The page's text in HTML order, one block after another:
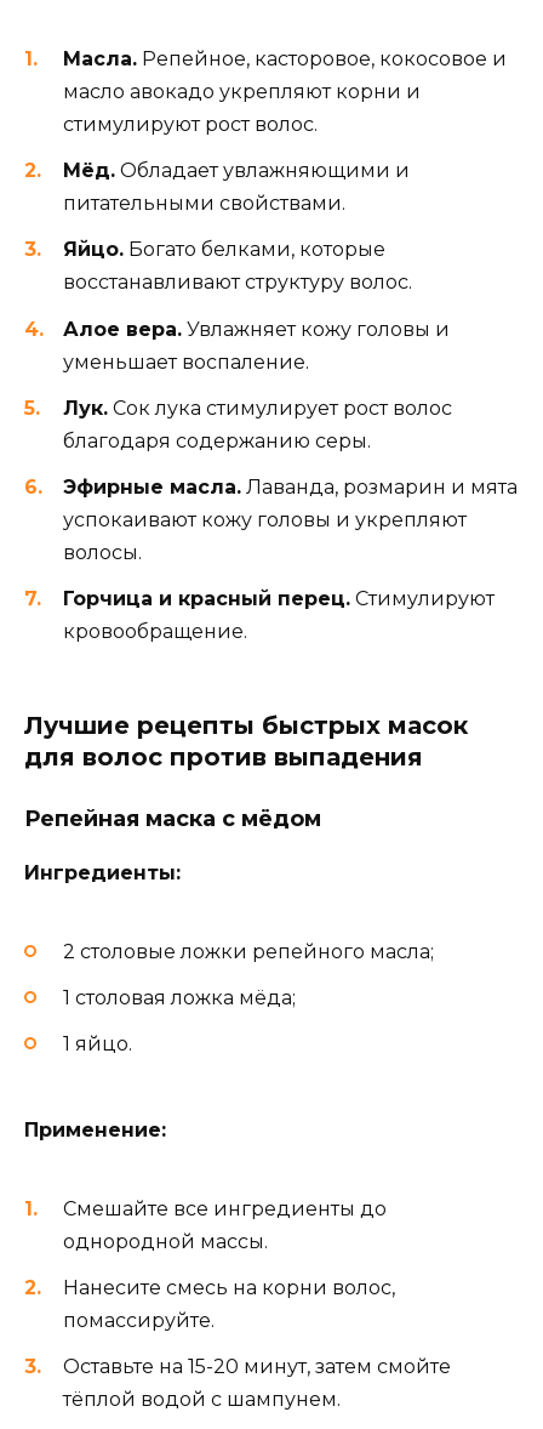
Масла. Репейное, касторовое, кокосовое и
масло авокадо укрепляют корни и
стимулируют рост волос.
Мёд. Обладает увлажняющими и
питательными свойствами.
Яйцо. Богато белками, которые
восстанавливают структуру волос.
Алое вера. Увлажняет кожу головы и
уменьшает воспаление.
Лук. Сок лука стимулирует рост волос
благодаря содержанию серы.
Эфирные масла. Лаванда, розмарин и мята
успокаивают кожу головы и укрепляют
волосы.
Горчица и красный перец. Стимулируют
кровообращение.
Лучшие рецепты быстрых масок
для волос против выпадения
Репейная маска с мёдом
Ингредиенты:
2 столовые ложки репейного масла;
1 столовая ложка мёда;
1 яйцо.
Применение:
Смешайте все ингредиенты до
однородной массы.
Нанесите смесь на корни волос,
помассируйте.
Оставьте на 15-20 минут, затем смойте
тёплой водой с шампунем.